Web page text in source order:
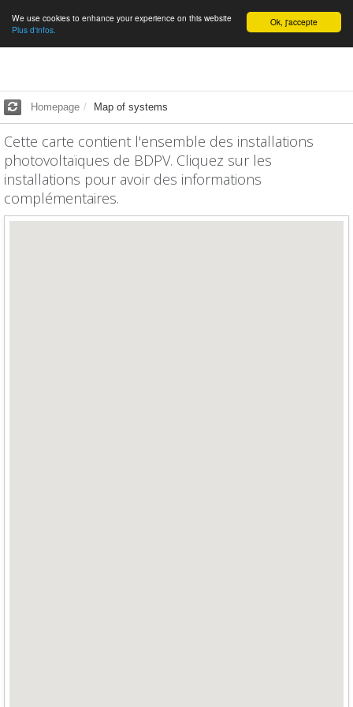
English Ok, j'accepte
We use cookies to enhance your experience on this website
Plus d'infos.
Homepage Map of systems
Cette carte contient l'ensemble des installations
photovoltaïques de BDPV. Cliquez sur les
installations pour avoir des informations
complémentaires.